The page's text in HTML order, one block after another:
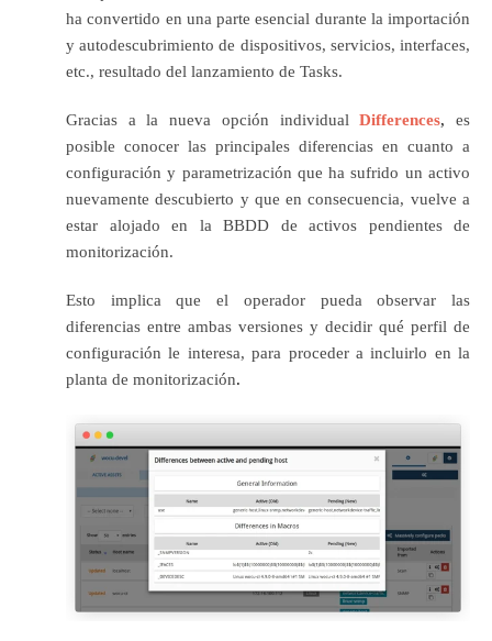
ha convertido en una parte esencial durante la importación
y autodescubrimiento de dispositivos, servicios, interfaces,
etc., resultado del lanzamiento de Tasks.
Gracias a la nueva opción individualDifferences,es
posible conocer las principales diferencias en cuanto a
configuración y parametrización que ha sufrido un activo
nuevamente descubierto y que en consecuencia, vuelve a
estar alojado en la BBDD de activos pendientes de
monitorización.
Esto implica que el operador pueda observar las
diferencias entre ambas versiones y decidir qué perfil de
configuración le interesa, para proceder a incluirlo en la
planta de monitorización.